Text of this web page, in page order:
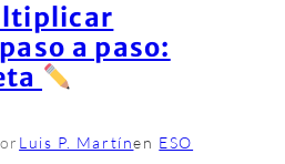
a paso:
Luis P. Martínen ESO